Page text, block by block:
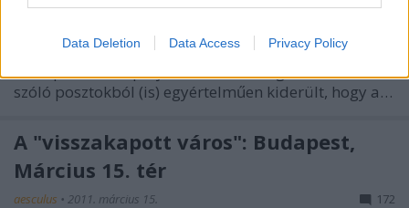
Data Deletion Data Access Privacy Policy
A München belvárosát elkerülő gyorsforgalmi
út...feletti Brudermühlenstraße... ... és az utca alatt
haladó Brudermühlentunnel kijárata. A korábbi,
budapesti "autópályává alakított sugárutakról"
szóló posztokból (is) egyértelműen kiderült, hogy a…
A "visszakapott város": Budapest,
Március 15. tér
aesculus • 2011. március 15. 172